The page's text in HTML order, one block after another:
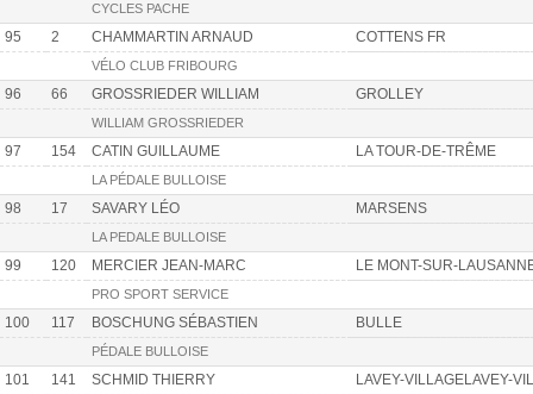
CYCLES PACHE
95 2 CHAMMARTIN ARNAUD COTTENS FR
VÉLO CLUB FRIBOURG
96 66 GROSSRIEDER WILLIAM GROLLEY
WILLIAM GROSSRIEDER
97 154 CATIN GUILLAUME LA TOUR-DE-TRÊME
LA PÉDALE BULLOISE
98 17 SAVARY LÉO MARSENS
LA PEDALE BULLOISE
99 120 MERCIER JEAN-MARC LE MONT-SUR-
PRO SPORT SERVICE
100 117 BOSCHUNG SÉBASTIEN BULLE
PÉDALE BULLOISE
101 141 SCHMID THIERRY LAVEY-VILLAGELAVEY-